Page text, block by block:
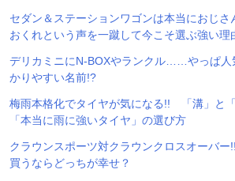
セダン＆ステーションワゴンは本当におじ
おくれという声を一蹴して今こそ選ぶ強い理
デリカミニにN-BOXやランクル……やっぱ人
かりやすい名前!?
梅雨本格化でタイヤが気になる!! 「溝」と
「本当に雨に強いタイヤ」の選び方
クラウンスポーツ対クラウンクロスオーバ
買うならどっちが幸せ？